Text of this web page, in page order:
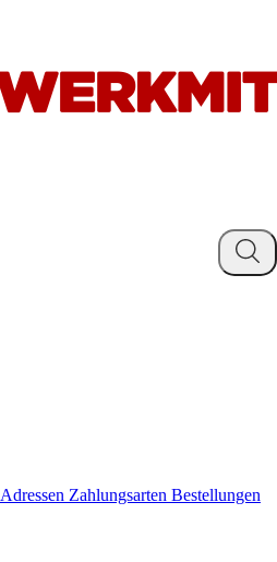
Adressen Zahlungsarten Bestellungen